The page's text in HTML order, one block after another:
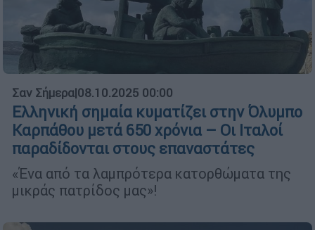
Σαν Σήμερα|08.10.2025 00:00
Ελληνική σημαία κυματίζει στην Όλυμπο
Καρπάθου μετά 650 χρόνια – Οι Ιταλοί
παραδίδονται στους επαναστάτες
«Ένα από τα λαμπρότερα κατορθώματα της
μικράς πατρίδος μας»!